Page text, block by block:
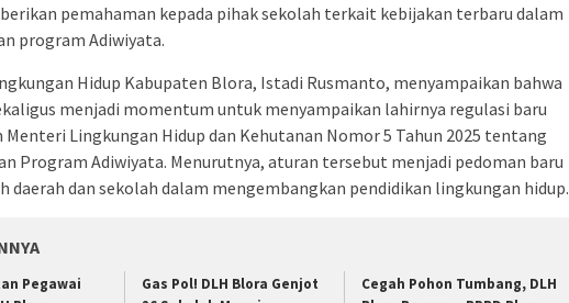
pemahaman kepada pihak sekolah terkait kebijakan terbaru dalam
program Adiwiyata.
Hidup Kabupaten Blora, Istadi Rusmanto, menyampaikan bahwa
menjadi momentum untuk menyampaikan lahirnya regulasi baru
Lingkungan Hidup dan Kehutanan Nomor 5 Tahun 2025 tentang
Program Adiwiyata. Menurutnya, aturan tersebut menjadi pedoman baru
daerah dan sekolah dalam mengembangkan pendidikan lingkungan hidup.
Pegawai
Gas Pol! DLH Blora Genjot
Cegah Pohon Tumbang, DLH